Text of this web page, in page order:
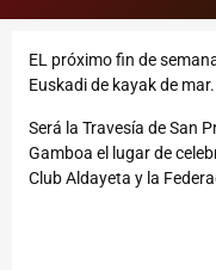
EL próximo fin de
Euskadi de kayak de mar.
Será la Travesía de San
Gamboa el lugar de
Club Aldayeta y la